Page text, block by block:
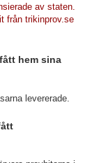
av staten.
från trikinprov.se
hem sina
levererade.